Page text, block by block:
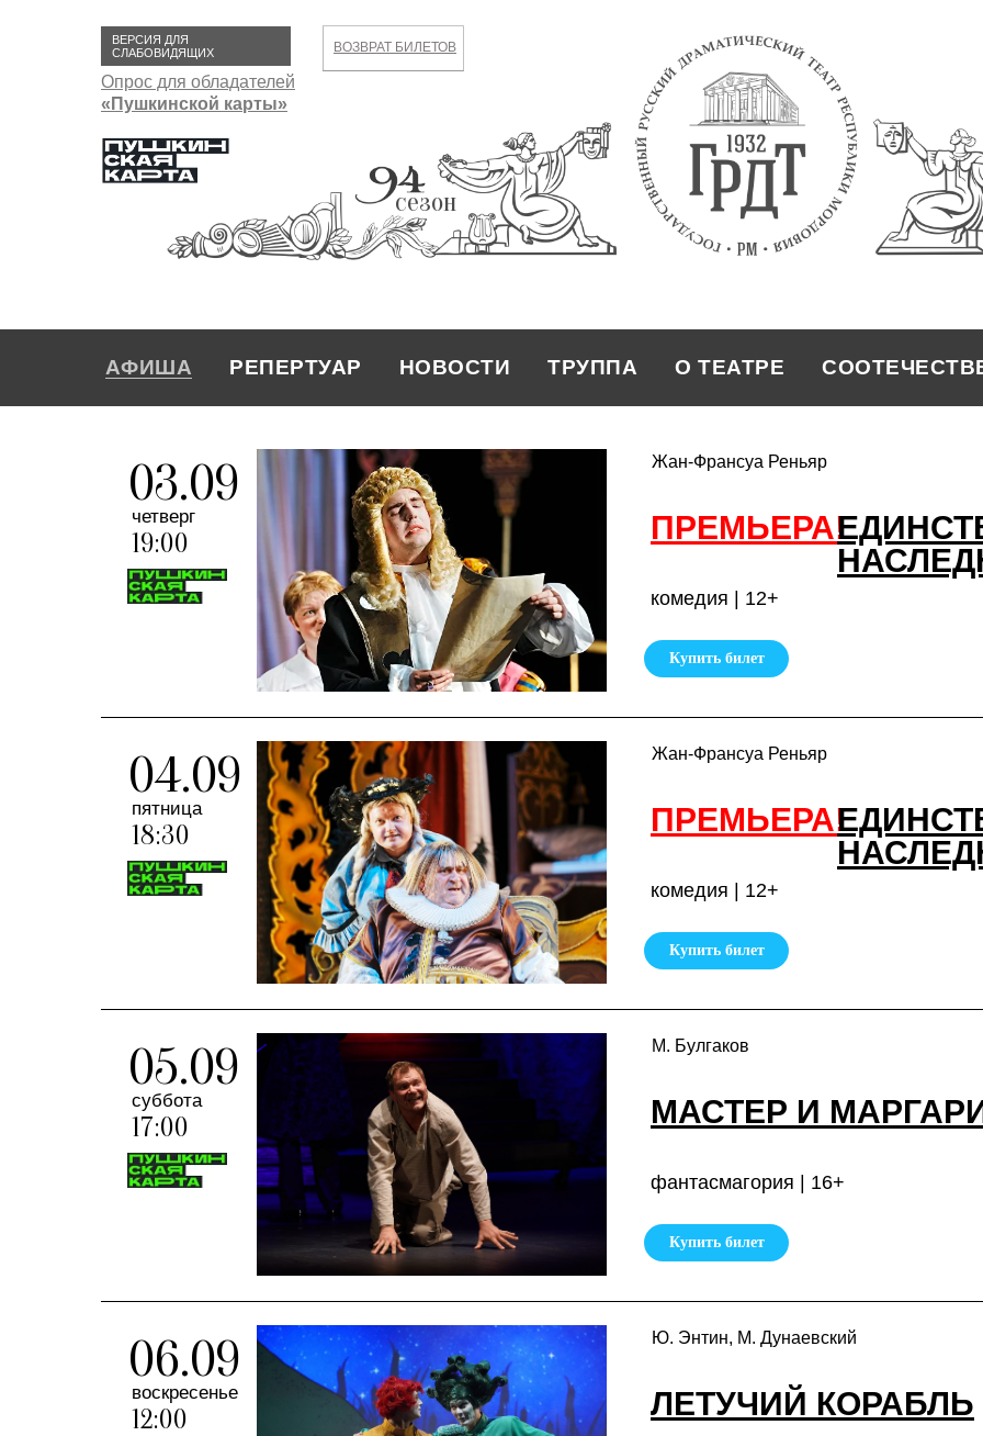
АФИША НОВОСТИ О ТЕАТРЕ
РЕПЕРТУАР
ВЕРСИЯ ДЛЯ
СЛАБОВИДЯЩИХ
Опрос для обладателей
«Пушкинской карты»
ВОЗВРАТ БИЛЕТОВ
сезон
АФИША РЕПЕРТУАР НОВОСТИ ТРУППА О ТЕАТРЕ
ПРЕМЬЕРА!
Жан-Франсуа Реньяр
комедия | 12+
19:00
Купить билет
четверг
03.09
ПРЕМЬЕРА!
Жан-Франсуа Реньяр
комедия | 12+
18:30
Купить билет
пятница
04.09
МАСТЕР И
М. Булгаков
фантасмагория | 16+
17:00
Купить билет
суббота
05.09
ЛЕТУЧИЙ КОРАБЛЬ
Ю. Энтин, М. Дунаевский
12:00
воскресенье
06.09